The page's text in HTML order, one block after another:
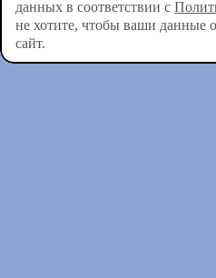
данных в соответствии с
не хотите, чтобы ваши данные
сайт.